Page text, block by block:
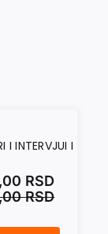
I INTERVJUI I
RSD
RSD